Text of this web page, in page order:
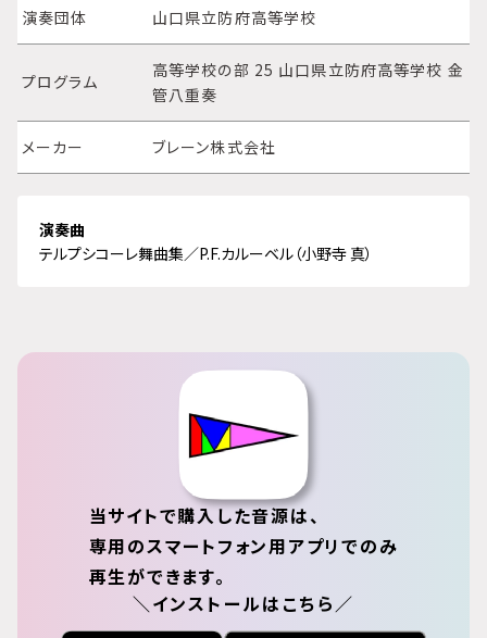
演奏団体 山口県立防府高等学校
プログラム
高等学校の部 25 山口県立防府高等学校 金
管八重奏
メーカー ブレーン株式会社
演奏曲
テルプシコーレ舞曲集／P.F.カルーベル（小野寺 真）
当サイトで購入した音源は、
専用のスマートフォン用アプリでのみ
再生ができます。
＼インストールはこちら／